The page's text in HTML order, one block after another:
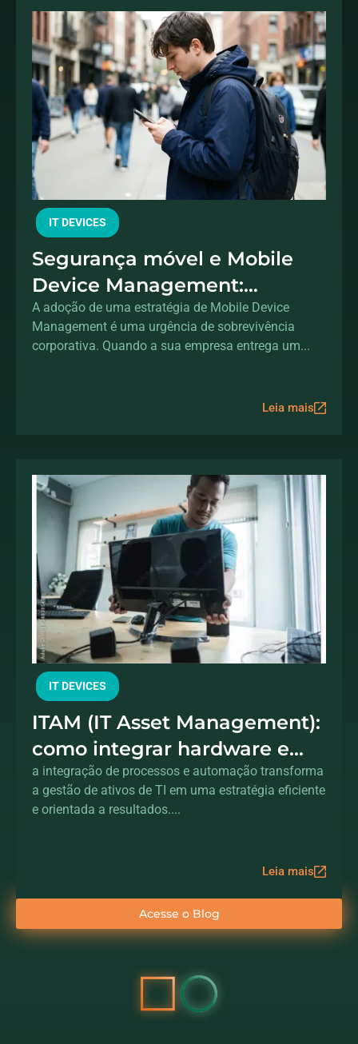
IT DEVICES
Segurança móvel e Mobile
Device Management:
protegendo dados fora do
escritório
A adoção de uma estratégia de Mobile Device
Management é uma urgência de sobrevivência
corporativa. Quando a sua empresa entrega um...
Leia mais
IT DEVICES
ITAM (IT Asset Management):
como integrar hardware e
processos para controle total
dos ativos
a integração de processos e automação transforma
a gestão de ativos de TI em uma estratégia eficiente
e orientada a resultados....
Leia mais
Acesse o Blog